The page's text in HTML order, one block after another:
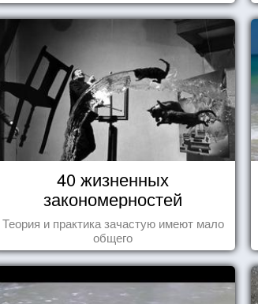
40 жизненных
закономерностей
Теория и практика зачастую имеют мало
общего